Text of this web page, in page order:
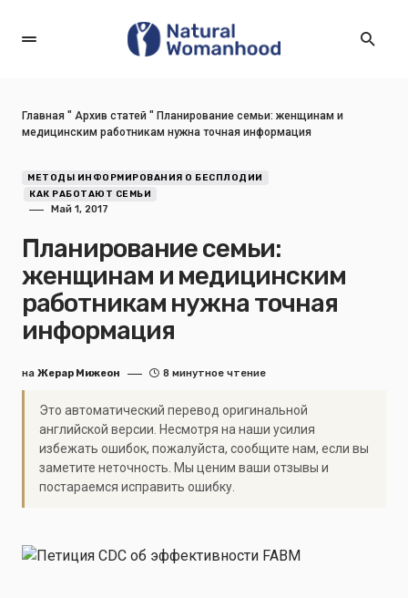
Главная " Архив статей " Планирование семьи: женщинам и
медицинским работникам нужна точная информация
МЕТОДЫ ИНФОРМИРОВАНИЯ О БЕСПЛОДИИ
КАК РАБОТАЮТ СЕМЬИ
Май 1, 2017
Планирование семьи:
женщинам и медицинским
работникам нужна точная
информация
на Жерар Мижеон 8 минутное чтение
Это автоматический перевод оригинальной
английской версии. Несмотря на наши усилия
избежать ошибок, пожалуйста, сообщите нам, если вы
заметите неточность. Мы ценим ваши отзывы и
постараемся исправить ошибку.